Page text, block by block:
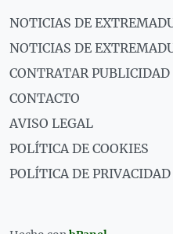
NOTICIAS DE
NOTICIAS DE
CONTRATAR PUBLICIDAD
CONTACTO
AVISO LEGAL
POLÍTICA DE COOKIES
POLÍTICA DE PRIVACIDAD